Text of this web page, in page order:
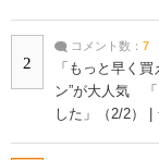
2
コメント数： 7
「もっと早く
ン”が大人気 「
した」（2/2） |